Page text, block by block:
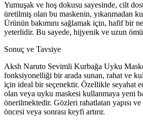
Yumuşak ve hoş dokusu sayesinde, cilt
üretilmiş olan bu maskenin, yıkanmadan
Ürünün bakımını sağlamak için, hafif bir
yeterlidir. Bu sayede, hijyenik ve uzun
Sonuç ve Tavsiye
Aksh Naruto Sevimli Kurbağa Uyku
fonksiyonelliği bir arada sunan, rahat ve
için ideal bir seçenektir. Özellikle seyahat
olan veya uyku maskesi kullanmaya yeni
önerilmektedir. Gözleri rahatlatan yapısı
öncesi veya sonrası keyfi artırır.